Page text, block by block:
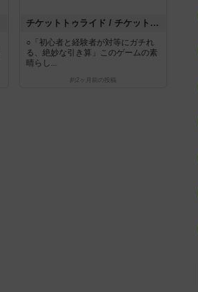
チケットトゥライド / チケットトゥライドアメリカ
○「初心者と経験者が対等にガチれ
る、絶妙な引き算」このゲームの素
晴らし...
約2ヶ月前 の投稿